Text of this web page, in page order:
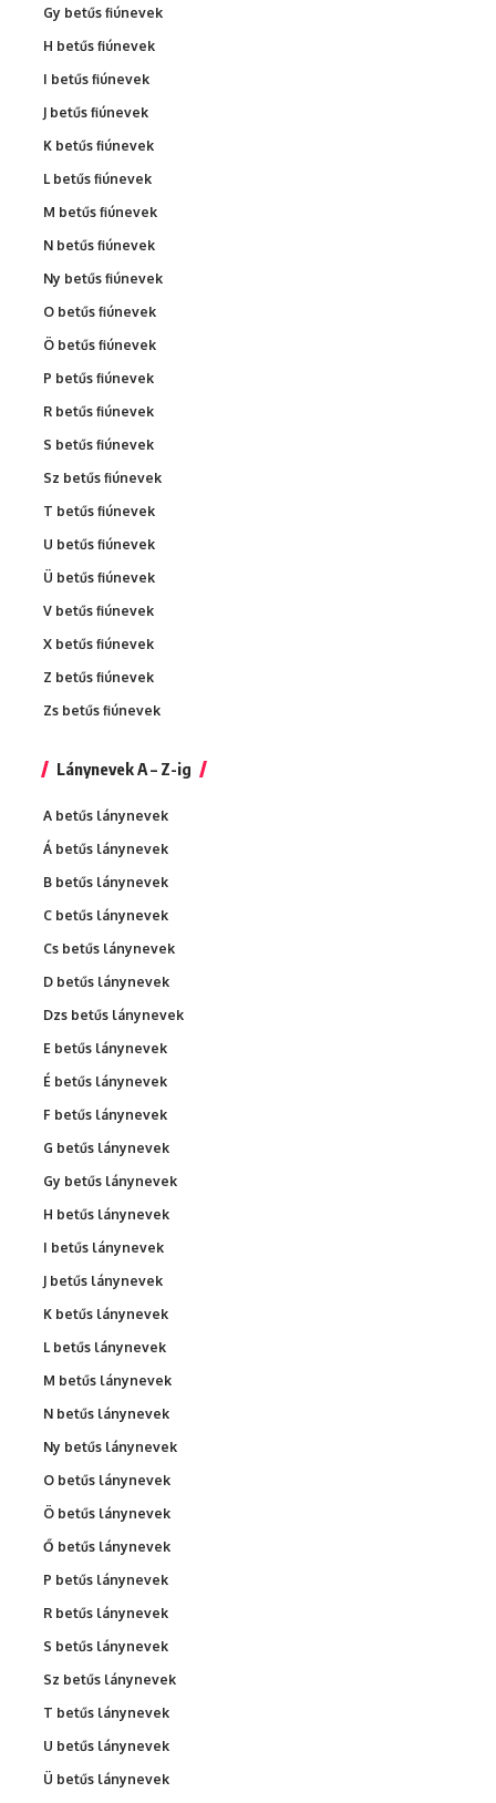
Gy betűs fiúnevek
H betűs fiúnevek
I betűs fiúnevek
J betűs fiúnevek
K betűs fiúnevek
L betűs fiúnevek
M betűs fiúnevek
N betűs fiúnevek
Ny betűs fiúnevek
O betűs fiúnevek
Ö betűs fiúnevek
P betűs fiúnevek
R betűs fiúnevek
S betűs fiúnevek
Sz betűs fiúnevek
T betűs fiúnevek
U betűs fiúnevek
Ü betűs fiúnevek
V betűs fiúnevek
X betűs fiúnevek
Z betűs fiúnevek
Zs betűs fiúnevek
Lánynevek A – Z-ig
A betűs lánynevek
Á betűs lánynevek
B betűs lánynevek
C betűs lánynevek
Cs betűs lánynevek
D betűs lánynevek
Dzs betűs lánynevek
E betűs lánynevek
É betűs lánynevek
F betűs lánynevek
G betűs lánynevek
Gy betűs lánynevek
H betűs lánynevek
I betűs lánynevek
J betűs lánynevek
K betűs lánynevek
L betűs lánynevek
M betűs lánynevek
N betűs lánynevek
Ny betűs lánynevek
O betűs lánynevek
Ö betűs lánynevek
Ő betűs lánynevek
P betűs lánynevek
R betűs lánynevek
S betűs lánynevek
Sz betűs lánynevek
T betűs lánynevek
U betűs lánynevek
Ü betűs lánynevek